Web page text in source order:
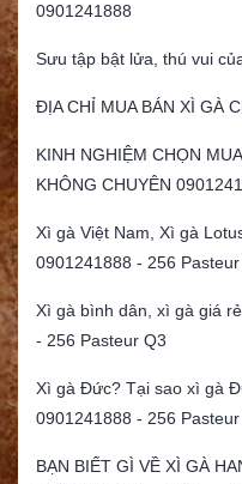
0901241888
Sưu tập bật lửa, thú vui
ĐỊA CHỈ MUA BÁN XÌ GÀ
KINH NGHIỆM CHỌN
KHÔNG CHUYÊN
Xì gà Việt Nam, Xì gà
0901241888 - 256 Pasteur
Xì gà bình dân, xì gà giá
- 256 Pasteur Q3
Xì gà Đức? Tại sao xì gà
0901241888 - 256 Pasteur
BẠN BIẾT GÌ VỀ XÌ GÀ